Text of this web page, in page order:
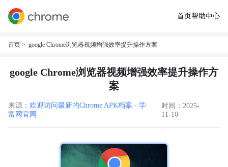
首页帮助中心
首页 > google Chrome浏览器视频增强效率提升操作方案
google Chrome浏览器视频增强效率提升操作方
案
来源： 欢迎访问最新的Chrome APK档案 - 学
富网官网
时间：2025-
11-10